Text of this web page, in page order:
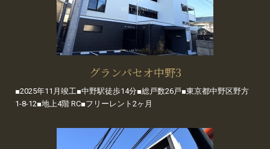
グランパセオ中野3
■2025年11月竣工■中野駅徒歩14分■総戸数26戸■東京都中野区野方
1-8-12■地上4階 RC■フリーレント2ヶ月